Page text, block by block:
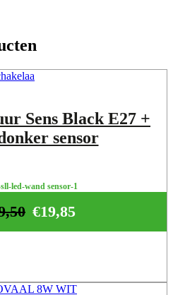
Sens Black E27 +
sensor
led-wand sensor-1
€19,85